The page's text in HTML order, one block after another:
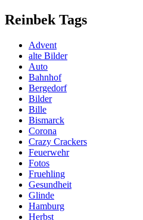
Reinbek Tags
Advent
alte Bilder
Auto
Bahnhof
Bergedorf
Bilder
Bille
Bismarck
Corona
Crazy Crackers
Feuerwehr
Fotos
Fruehling
Gesundheit
Glinde
Hamburg
Herbst